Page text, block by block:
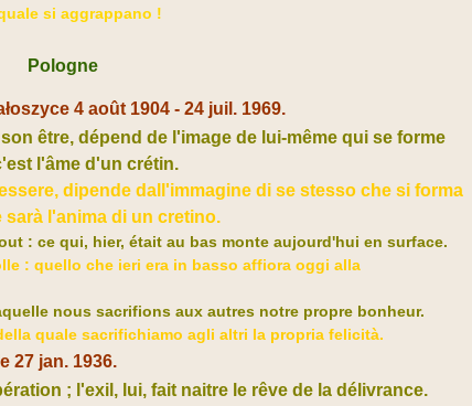
si aggrappano !
Pologne
4 août 1904 - 24 juil. 1969.
être, dépend de l'image de lui-même qui se forme
l'âme d'un crétin.
dipende dall'immagine di se stesso che si forma
l'anima di un cretino.
: ce qui, hier, était au bas monte aujourd'hui en surface.
: quello che ieri era in basso affiora oggi alla
nous sacrifions aux autres notre propre bonheur.
quale sacrifichiamo agli altri la propria felicità.
27 jan. 1936.
; l'exil, lui, fait naitre le rêve de la délivrance.